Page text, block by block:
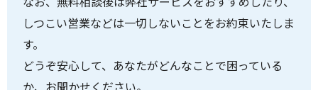
しつこい営業などは一切しないことをお約束いたしま
す。
どうぞ安心して、あなたがどんなことで困っている